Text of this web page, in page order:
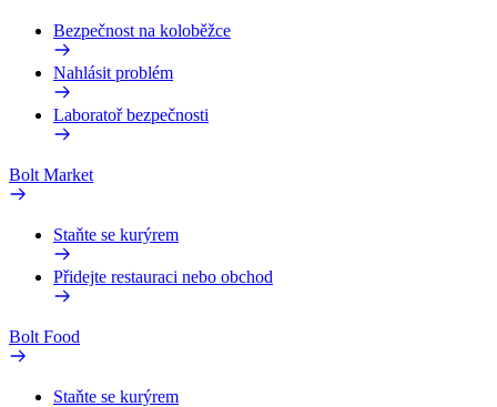
Bezpečnost na koloběžce
Nahlásit problém
Laboratoř bezpečnosti
Bolt Market
Staňte se kurýrem
Přidejte restauraci nebo obchod
Bolt Food
Staňte se kurýrem